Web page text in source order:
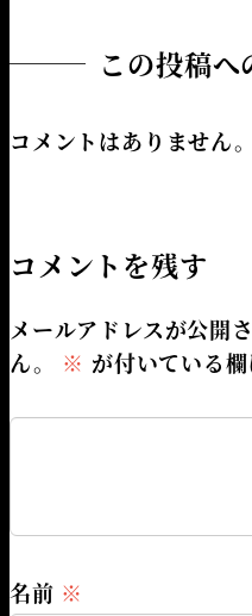
この投稿へ
コメントはありません。
コメントを残す
メールアドレスが公開
ん。
※ が付いている
名前 ※